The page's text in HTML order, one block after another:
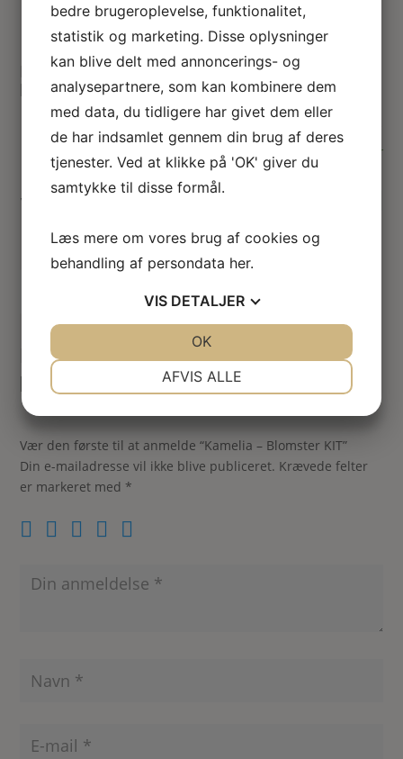
Kamelia – Blomster KIT
Miniature blomster KIT – blomsterblade og
blade, stilke i 1:12
291.00kr. Den
pris
var:
194.00
På lager
Vælg farve
Tilføj til kurv
Blomster KIT til at fremstille en Kamelia
blomst
Vær den første til at anmelde “Kamelia – Blomster KIT”
Din e-mailadresse vil ikke blive publiceret. Krævede felter
er markeret med *
bedre brugeroplevelse, funktionalitet,
statistik og marketing. Disse oplysninger
kan blive delt med annoncerings- og
analysepartnere, som kan kombinere dem
med data, du tidligere har givet dem eller
de har indsamlet gennem din brug af deres
tjenester. Ved at klikke på 'OK' giver du
samtykke til disse formål.
Læs mere om vores brug af cookies og
behandling af persondata her.
VIS DETALJER
AFVIS ALLE
OK